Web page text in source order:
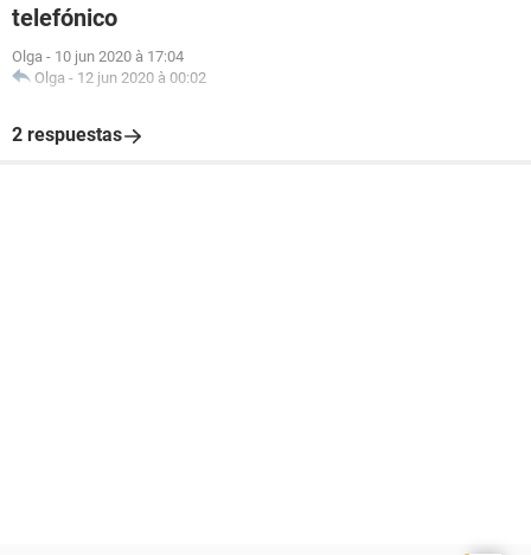
telefónico
Olga - 10 jun 2020 à 17:04
Olga - 12 jun 2020 à 00:02
2 respuestas